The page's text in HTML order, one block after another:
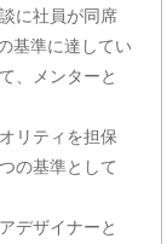
に社員が同席
基準に達してい
、メンターと
リティを担保
の基準として
デザイナーと